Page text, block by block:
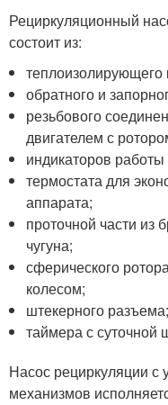
Рециркуляционный
состоит из:
теплоизолирующего
обратного и
резьбового
двигателем с
индикаторов
термостата для
аппарата;
проточной части
чугуна;
сферического
колесом;
штекерного разъема;
таймера с суточной
Насос рециркуляции
механизмов